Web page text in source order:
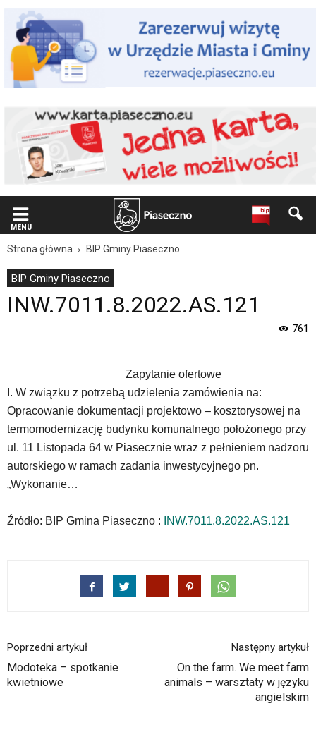
użytkowników
czytników
ekranowych Znajdujesz
się
podstronie
"INW.7011.8.2022.AS.121
Oficjalna
strona
Miasta
i
Gminy
Piaseczno".
Strona
wyposażona
w
menu
treści,
które
się
bezpośrednio
pod
nie
nawigacja
jest
w
MENU
Strona główna BIP Gminy Piaseczno
BIP Gminy Piaseczno
INW.7011.8.2022.AS.121
761
Zapytanie ofertowe
I. W związku z potrzebą udzielenia zamówienia na:
Opracowanie dokumentacji projektowo – kosztorysowej na
termomodernizację budynku komunalnego położonego przy
ul. 11 Listopada 64 w Piasecznie wraz z pełnieniem nadzoru
autorskiego w ramach zadania inwestycyjnego pn.
„Wykonanie…
Źródło: BIP Gmina Piaseczno : INW.7011.8.2022.AS.121
Poprzedni artykuł
Modoteka – spotkanie
kwietniowe
Następny artykuł
On the farm. We meet farm
animals – warsztaty w języku
angielskim